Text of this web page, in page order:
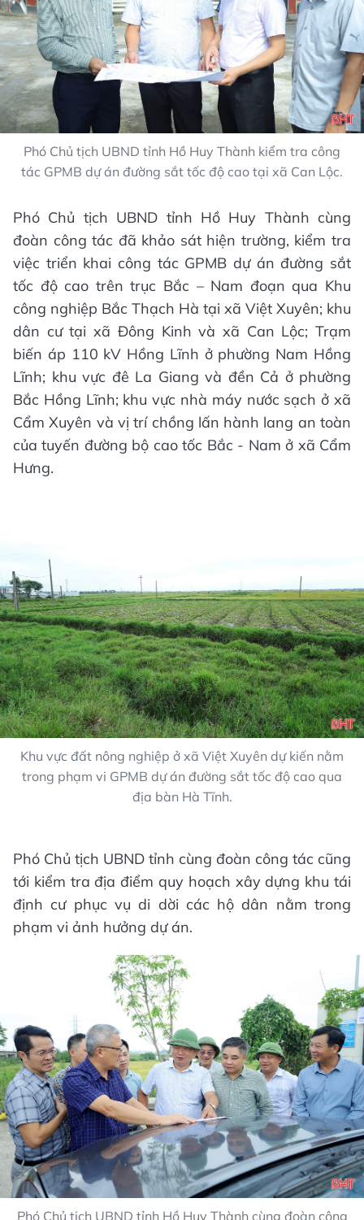
Phó Chủ tịch UBND tỉnh Hồ Huy Thành kiểm tra công
tác GPMB dự án đường sắt tốc độ cao tại xã Can Lộc.
Phó Chủ tịch UBND tỉnh Hồ Huy Thành cùng
đoàn công tác đã khảo sát hiện trường, kiểm tra
việc triển khai công tác GPMB dự án đường sắt
tốc độ cao trên trục Bắc – Nam đoạn qua Khu
công nghiệp Bắc Thạch Hà tại xã Việt Xuyên; khu
dân cư tại xã Đông Kinh và xã Can Lộc; Trạm
biến áp 110 kV Hồng Lĩnh ở phường Nam Hồng
Lĩnh; khu vực đê La Giang và đền Cả ở phường
Bắc Hồng Lĩnh; khu vực nhà máy nước sạch ở xã
Cẩm Xuyên và vị trí chồng lấn hành lang an toàn
của tuyến đường bộ cao tốc Bắc - Nam ở xã Cẩm
Hưng.
Khu vực đất nông nghiệp ở xã Việt Xuyên dự kiến nằm
trong phạm vi GPMB dự án đường sắt tốc độ cao qua
địa bàn Hà Tĩnh.
Phó Chủ tịch UBND tỉnh cùng đoàn công tác cũng
tới kiểm tra địa điểm quy hoạch xây dựng khu tái
định cư phục vụ di dời các hộ dân nằm trong
phạm vi ảnh hưởng dự án.
Phó Chủ tịch UBND tỉnh Hồ Huy Thành cùng đoàn công